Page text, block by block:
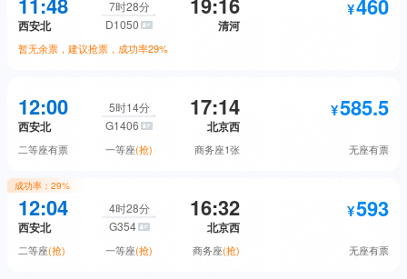
商务座
无座 预订
无座
西安北
7时28分
D1050
清河
460
暂无余票，建议抢票，成功率29%
二等座 抢票
无座
12:00
西安北
5时14分
G1406
17:14
北京西
585.5
二等座有票 一等座(抢) 商务座1张 无座有票
二等座 预订
成功率： 29%
12:04
西安北
4时28分
G354
16:32
北京西
593
二等座(抢) 一等座(抢) 商务座(抢) 无座有票